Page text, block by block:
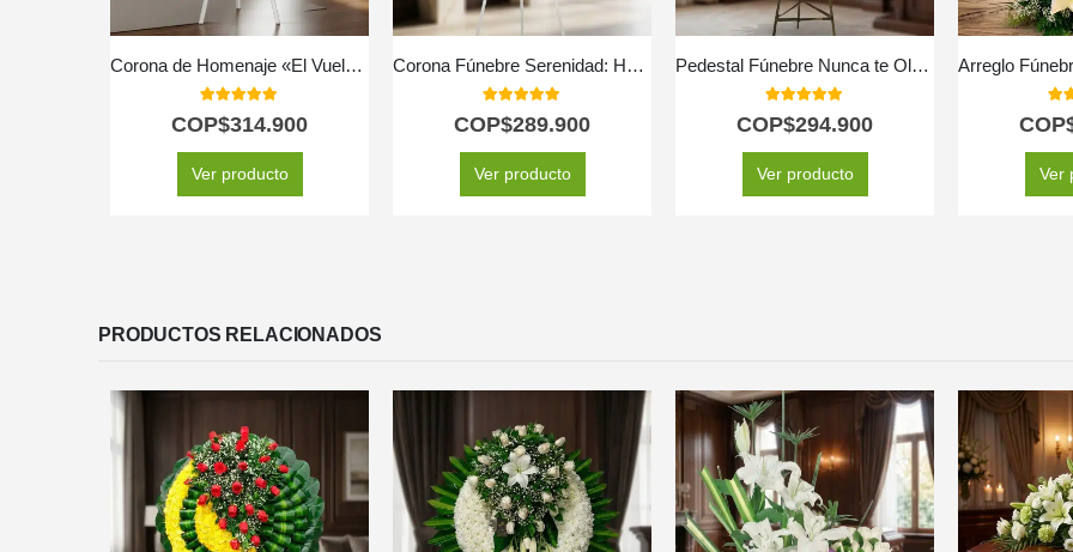
Corona de Homenaje «El Vuelo de Uriel» 🕊️
5.00
COP$314.900
Ver producto
Corona Fúnebre Serenidad: Honrando a Adrian 🤍
5.00
COP$289.900
Ver producto
Pedestal Fúnebre Nunca te Olvidaré
5.00
COP$294.900
Ver producto
5.00
Ver
PRODUCTOS RELACIONADOS